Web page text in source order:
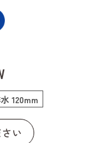
120mm
い